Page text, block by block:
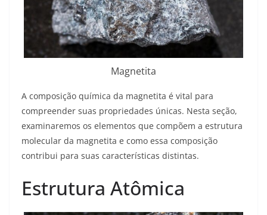
Magnetita
A composição química da magnetita é vital para
compreender suas propriedades únicas. Nesta seção,
examinaremos os elementos que compõem a estrutura
molecular da magnetita e como essa composição
contribui para suas características distintas.
Estrutura Atômica